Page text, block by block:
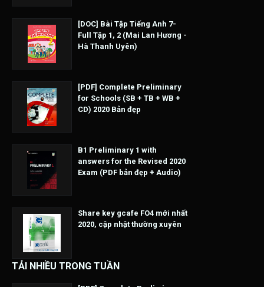
[DOC] Bài Tập Tiếng Anh 7-
Full Tập 1, 2 (Mai Lan Hương -
Hà Thanh Uyên)
[PDF] Complete Preliminary
for Schools (SB + TB + WB +
CD) 2020 Bản đẹp
B1 Preliminary 1 with
answers for the Revised 2020
Exam (PDF bản đẹp + Audio)
Share key gcafe FO4 mới nhất
2020, cập nhật thường xuyên
TẢI NHIỀU TRONG TUẦN